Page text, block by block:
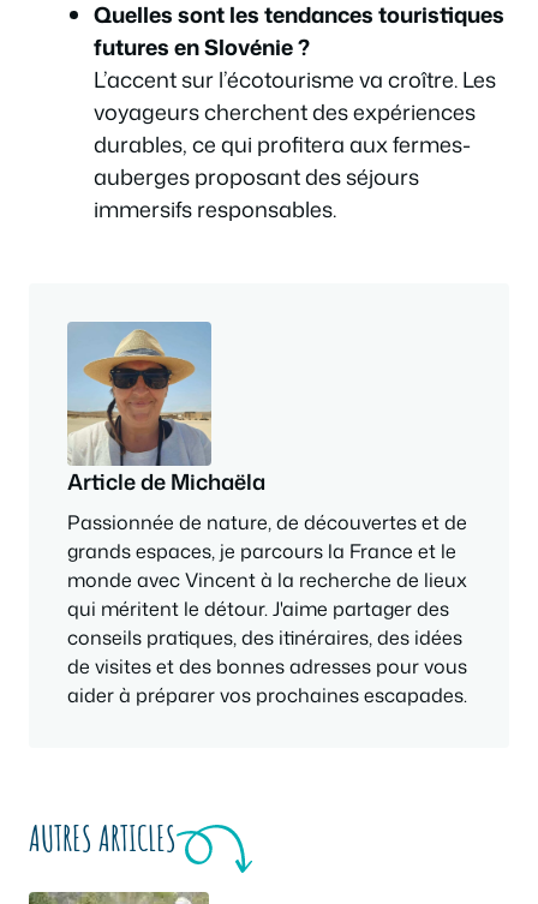
Quelles sont les tendances touristiques
futures en Slovénie ?
L’accent sur l’écotourisme va croître. Les
voyageurs cherchent des expériences
durables, ce qui profitera aux fermes-
auberges proposant des séjours
immersifs responsables.
Article de Michaëla
Passionnée de nature, de découvertes et de
grands espaces, je parcours la France et le
monde avec Vincent à la recherche de lieux
qui méritent le détour. J'aime partager des
conseils pratiques, des itinéraires, des idées
de visites et des bonnes adresses pour vous
aider à préparer vos prochaines escapades.
AUTRES ARTICLES